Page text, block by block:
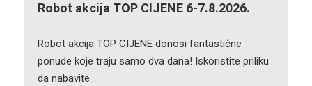
Robot akcija TOP CIJENE 6-7.8.2026.
Robot akcija TOP CIJENE donosi fantastične
ponude koje traju samo dva dana! Iskoristite priliku
da nabavite…